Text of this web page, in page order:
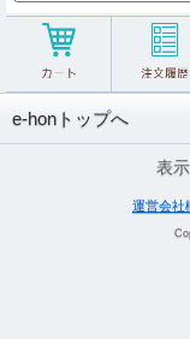
e-honトップへ
表示
運営会社